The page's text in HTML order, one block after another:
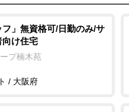
フ」無資格可/日勤のみ/サ
向け住宅
プ楠木苑
/ 大阪府